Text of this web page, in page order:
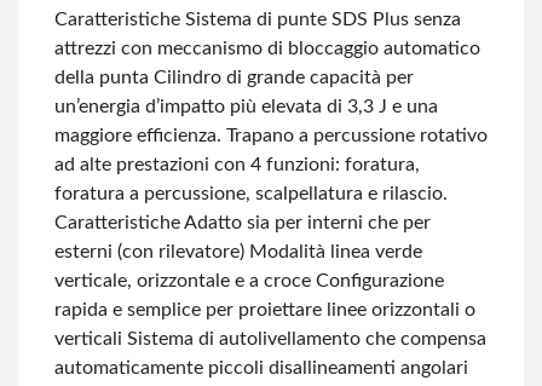
Caratteristiche Sistema di punte SDS Plus senza
attrezzi con meccanismo di bloccaggio automatico
della punta Cilindro di grande capacità per
un’energia d’impatto più elevata di 3,3 J e una
maggiore efficienza. Trapano a percussione rotativo
ad alte prestazioni con 4 funzioni: foratura,
foratura a percussione, scalpellatura e rilascio.
CaratteristicheAdatto sia per interni che per
esterni (con rilevatore) Modalità linea verde
verticale, orizzontale e a croce Configurazione
rapida e semplice per proiettare linee orizzontali o
verticali Sistema di autolivellamento che compensa
automaticamente piccoli disallineamenti angolari